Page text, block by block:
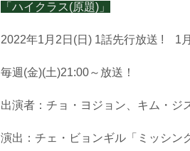
「ハイクラス(原題)」
2022年1月2日(日) 1話先行放送 ! 1
毎週(金)(土)21:00～放送！
出演者：チョ・ヨジョン、キム・ジ
演出：チェ・ビョンギル「ミッシン